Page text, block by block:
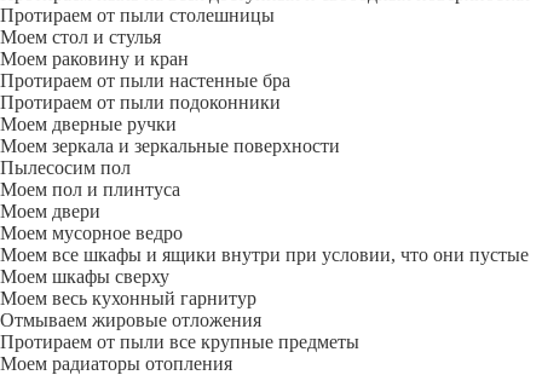
Протираем от пыли столешницы
Моем стол и стулья
Моем раковину и кран
Протираем от пыли настенные бра
Протираем от пыли подоконники
Моем дверные ручки
Моем зеркала и зеркальные поверхности
Пылесосим пол
Моем пол и плинтуса
Моем двери
Моем мусорное ведро
Моем все шкафы и ящики внутри при условии, что они пустые
Моем шкафы сверху
Моем весь кухонный гарнитур
Отмываем жировые отложения
Протираем от пыли все крупные предметы
Моем радиаторы отопления